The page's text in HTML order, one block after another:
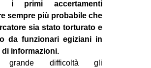
ANTIFASCISMO
DIRITTO ALL’ABITARE
GENERI
MIGRAZIONI
i primi accertamenti
sempre più probabile che
sia stato torturato e
da funzionari egiziani in
di informazioni.
grande difficoltà gli